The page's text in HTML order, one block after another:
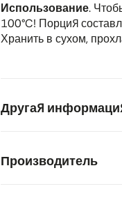
Использование.
100°C! Порция
Хранить в сухом,
Другая
Производитель